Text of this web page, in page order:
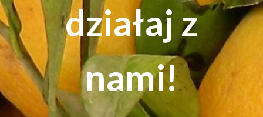
działaj z
nami!